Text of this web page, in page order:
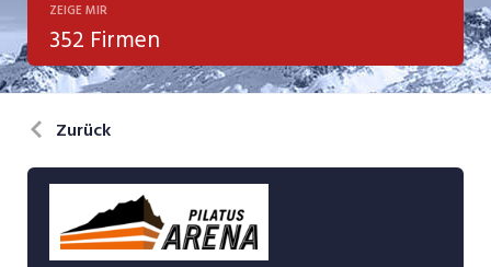
ZEIGE MIR
352 Firmen
Zurück